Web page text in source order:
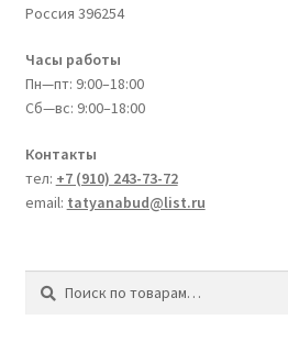
Россия 396254
Часы работы
Пн—пт: 9:00–18:00
Сб—вс: 9:00–18:00
Контакты
тел: +7 (910) 243-73-72
email: tatyanabud@list.ru
Искать:
Поиск